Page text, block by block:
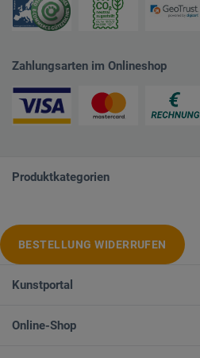
Zahlungsarten im Onlineshop
Produktkategorien
BESTELLUNG WIDERRUFEN
Kunstportal
Online-Shop